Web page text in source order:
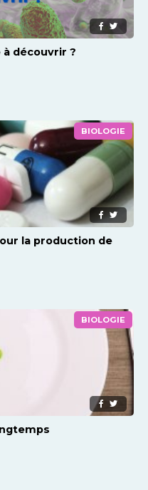
découvrir ?
BIOLOGIE
la production de
BIOLOGIE